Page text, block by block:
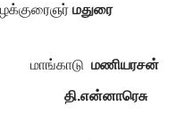
மதுரை
மாங்காடு மணியரசன்
தி.என்னாரெசு